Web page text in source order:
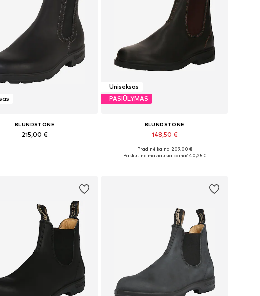
BLUNDSTONE
215,00 €
Uniseksas
PASIŪLYMAS
BLUNDSTONE
148,50 €
Yra daugybė dydžių
Pradinė kaina: 209,00 €
Paskutinė mažiausia kaina:140,25 €